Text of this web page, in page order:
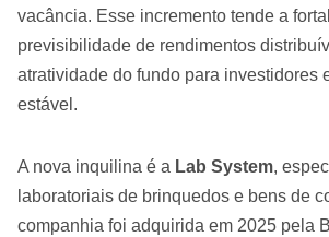
vacância. Esse incremento tende a
previsibilidade de rendimentos
atratividade do fundo para investidores
estável.
A nova inquilina é a Lab System,
laboratoriais de brinquedos e bens de
companhia foi adquirida em 2025 pela